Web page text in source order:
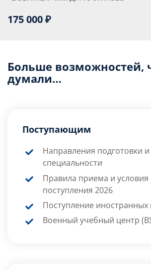
175 000 ₽
Больше возможностей,
думали…
Поступающим
Направления подготовки и
специальности
Правила приема и условия
поступления 2026
Поступление иностранных
Военный учебный центр